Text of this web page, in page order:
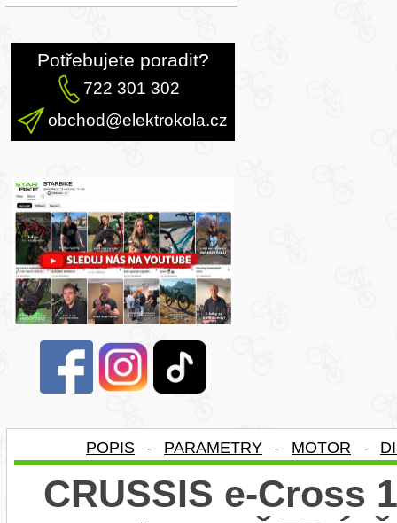
Potřebujete poradit?
722 301 302
obchod@elektrokola.cz
POPIS - PARAMETRY - MOTOR -
CRUSSIS e-Cross